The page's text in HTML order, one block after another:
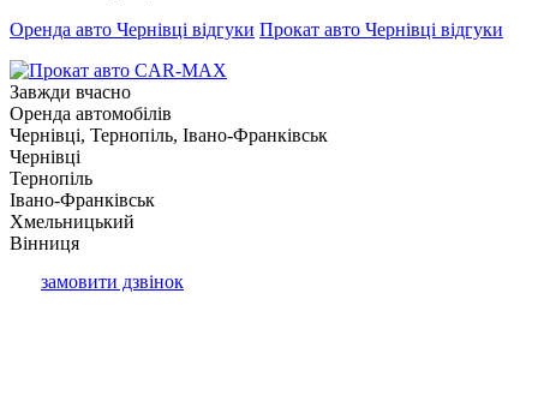
Оренда авто Чернівці відгуки Прокат авто Чернівці відгуки
Завжди вчасно
Оренда автомобілів
Чернівці, Тернопіль, Івано-Франківськ
Чернівці
Тернопіль
Івано-Франківськ
Хмельницький
Вінниця
замовити дзвінок